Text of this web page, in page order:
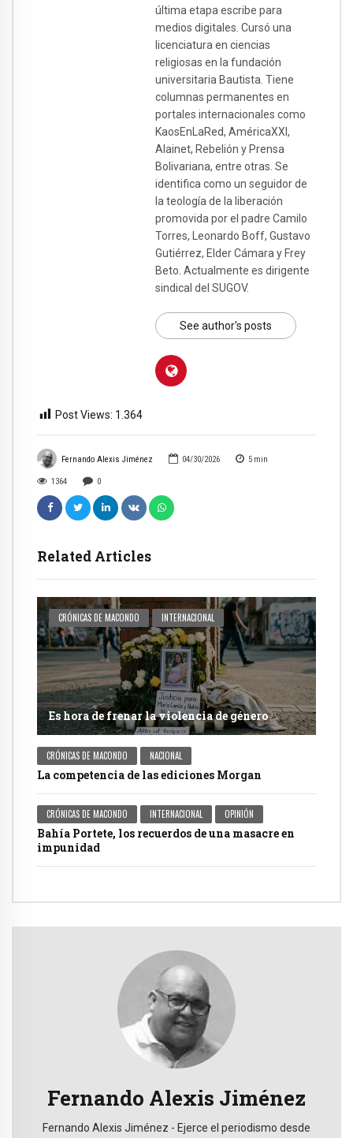
Fernando Alexis Jiménez 04/30/2026 5 min
1364 0
Related Articles
CRÓNICAS DE MACONDO INTERNACIONAL
Es hora de frenar la violencia de género
CRÓNICAS DE MACONDO NACIONAL
La competencia de las ediciones Morgan
CRÓNICAS DE MACONDO INTERNACIONAL OPINIÓN
Bahía Portete, los recuerdos de una masacre en
impunidad
última etapa escribe para
medios digitales. Cursó una
licenciatura en ciencias
religiosas en la fundación
universitaria Bautista. Tiene
columnas permanentes en
portales internacionales como
KaosEnLaRed, AméricaXXI,
Alainet, Rebelión y Prensa
Bolivariana, entre otras. Se
identifica como un seguidor de
la teología de la liberación
promovida por el padre Camilo
Torres, Leonardo Boff, Gustavo
Gutiérrez, Elder Cámara y Frey
Beto. Actualmente es dirigente
sindical del SUGOV.
See author's posts
Post Views: 1.364
Fernando Alexis Jiménez
Fernando Alexis Jiménez - Ejerce el periodismo desde